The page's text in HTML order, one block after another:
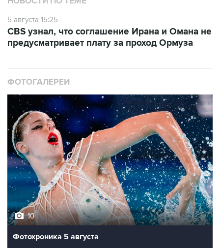
5 августа 15:25
CBS узнал, что соглашение Ирана и Омана не
предусматривает плату за проход Ормуза
ФОТОГАЛЕРЕИ
10
Фотохроника 5 августа